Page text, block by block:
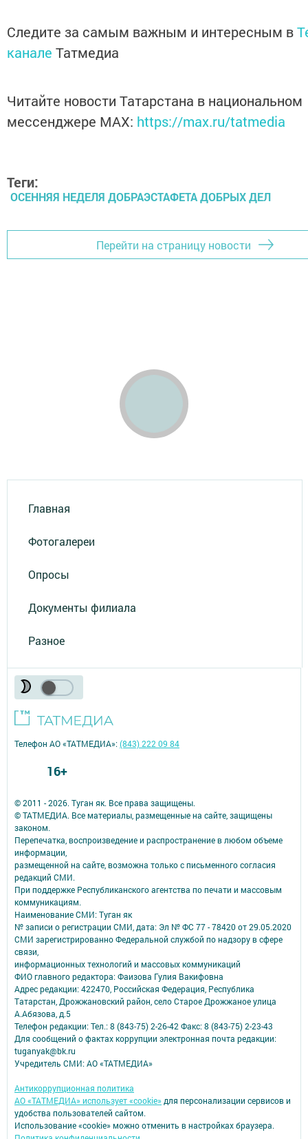
Следите за самым важным и интересным в
канале Татмедиа
Читайте новости Татарстана в национальном
мессенджере MАХ: https://max.ru/tatmedia
Теги:
ОСЕННЯЯ НЕДЕЛЯ ДОБРАЭСТАФЕТА ДОБРЫХ ДЕЛ
Перейти на страницу новости
Главная
Фотогалереи
Опросы
Документы филиала
Разное
© 2011 - 2026. Туган як. Все права защищены.
© ТАТМЕДИА. Все материалы, размещенные на сайте, защищены
законом.
Перепечатка, воспроизведение и распространение в любом объеме
информации,
размещенной на сайте, возможна только с письменного согласия
редакций СМИ.
При поддержке Республиканского агентства по печати и массовым
коммуникациям.
Наименование СМИ: Туган як
№ записи о регистрации СМИ, дата: Эл № ФС 77 - 78420 от 29.05.2020
СМИ зарегистрированно Федеральной службой по надзору в сфере
связи,
информационных технологий и массовых коммуникаций
ФИО главного редактора: Фаизова Гулия Вакифовна
Адрес редакции: 422470, Российская Федерация, Республика
Татарстан, Дрожжановский район, село Старое Дрожжаное улица
А.Абязова, д.5
Телефон редакции: Тел.: 8 (843-75) 2-26-42 Факс: 8 (843-75) 2-23-43
Для сообщений о фактах коррупции электронная почта редакции:
tuganyak@bk.ru
Учредитель СМИ: АО «ТАТМЕДИА»
Антикоррупционная политика
АО «ТАТМЕДИА» использует «cookie»для персонализации сервисов и
удобства пользователей сайтом.
Использование «cookie» можно отменить в настройках браузера.
Телефон АО «ТАТМЕДИА»:(843) 222 09 84
16+